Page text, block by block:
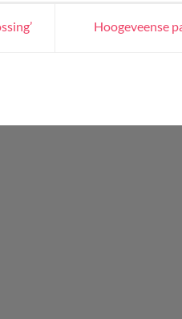
Hoogeveense